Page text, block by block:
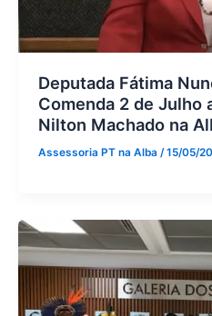
Deputada Fátima
Comenda 2 de Julho
Nilton Machado na
Assessoria PT na Alba /15/05/